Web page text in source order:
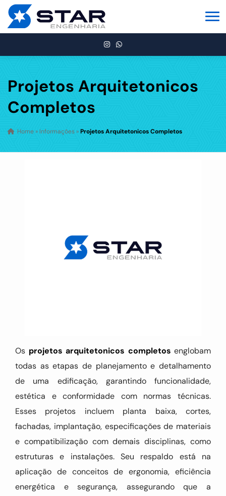
Projetos Arquitetonicos
Completos
Home » Informações »Projetos Arquitetonicos Completos
Os projetos arquitetonicos completos englobam
todas as etapas de planejamento e detalhamento
de uma edificação, garantindo funcionalidade,
estética e conformidade com normas técnicas.
Esses projetos incluem planta baixa, cortes,
fachadas, implantação, especificações de materiais
e compatibilização com demais disciplinas, como
estruturas e instalações. Seu respaldo está na
aplicação de conceitos de ergonomia, eficiência
energética e segurança, assegurando que a